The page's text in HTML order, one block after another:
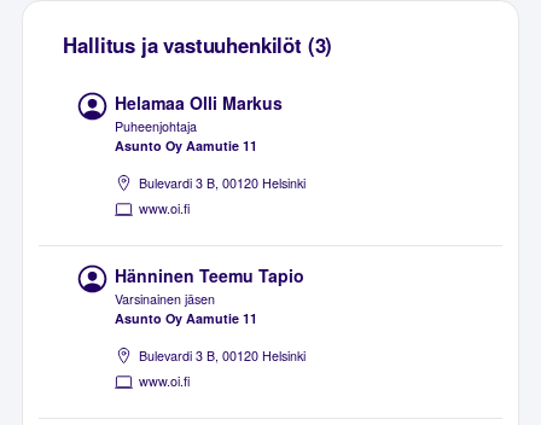
Hallitus ja vastuuhenkilöt (3)
Helamaa Olli Markus
Puheenjohtaja
Asunto Oy Aamutie 11
Bulevardi 3 B, 00120 Helsinki
www.oi.fi
Hänninen Teemu Tapio
Varsinainen jäsen
Asunto Oy Aamutie 11
Bulevardi 3 B, 00120 Helsinki
www.oi.fi